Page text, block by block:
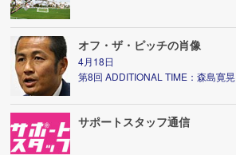
オフ・ザ・ピッチの肖像
4月18日
第8回 ADDITIONAL TIME：森島寛晃
サポートスタッフ通信